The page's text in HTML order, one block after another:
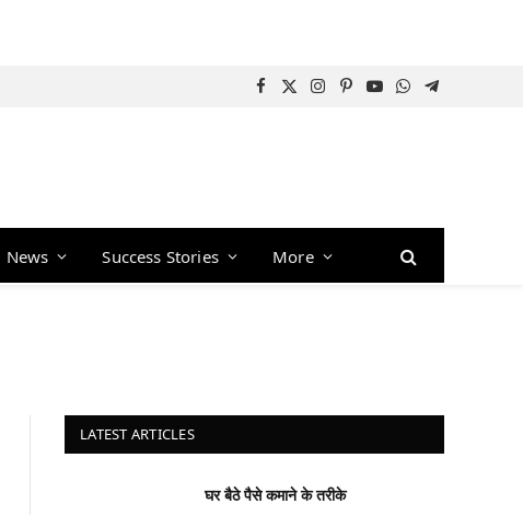
Facebook
X
Instagram
Pinterest
YouTube
WhatsApp
Telegram
News Success Stories More
LATEST ARTICLES
घर बैठे पैसे कमाने के तरीके